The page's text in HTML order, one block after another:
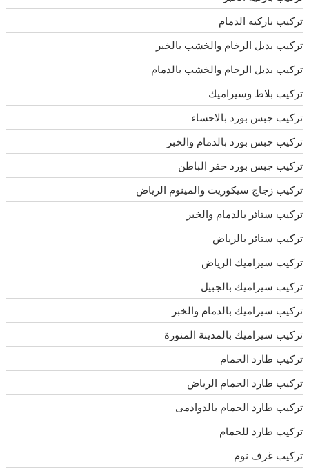
تركيب باركيه الدمام
تركيب بديل الرخام والخشب بالخبر
تركيب بديل الرخام والخشب بالدمام
تركيب بلاط وسيراميك
تركيب جبس بورد بالاحساء
تركيب جبس بورد بالدمام والخبر
تركيب جبس بورد حفر الباطن
تركيب زجاج سيكوريت والمينوم الرياض
تركيب ستائر بالدمام والخبر
تركيب ستائر بالرياض
تركيب سيراميك الرياض
تركيب سيراميك بالجبيل
تركيب سيراميك بالدمام والخبر
تركيب سيراميك بالمدينة المنورة
تركيب طارد الحمام
تركيب طارد الحمام الرياض
تركيب طارد الحمام بالدوادمى
تركيب طارد للحمام
تركيب غرف نوم